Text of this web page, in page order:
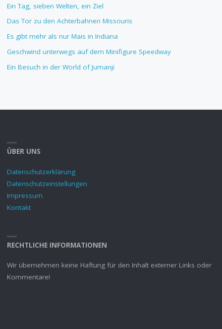
Ein Tag, sieben Welten, ein Ziel
Das Tor zu den Achterbahnen Missouris
Es gibt mehr als nur Mais in Indiana
Geschwind unterwegs auf dem Minifigure Speedway
Ein Besuch in der World of Jumanji
ÜBER UNS
Datenschutzerklärung
Datenschutzeinstellungen
Impressum
Kontakt
RECHTLICHE INFORMATIONEN
Wir übernehmen keine Haftung für den Inhalt externer Links oder
Kommentare!